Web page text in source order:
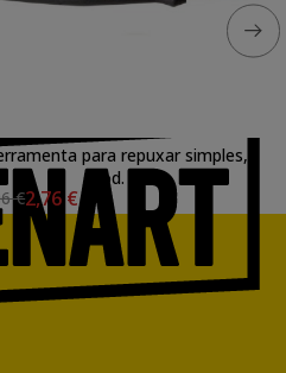
para repuxar simples,
mod. 03
€2,76 €